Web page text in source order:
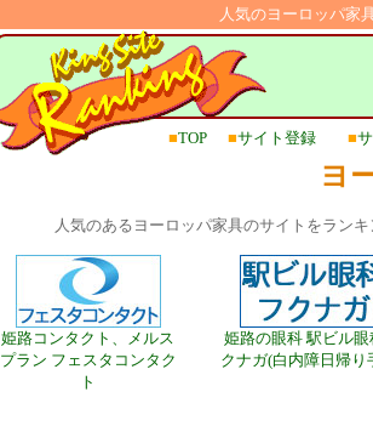
人気のヨーロッパ家
■TOP ■サイト登録 ■
ヨ
人気のあるヨーロッパ家具のサイトをラン
姫路コンタクト、メルス
プラン フェスタコンタク
ト
姫路の眼科 駅ビル眼
クナガ(白内障日帰り